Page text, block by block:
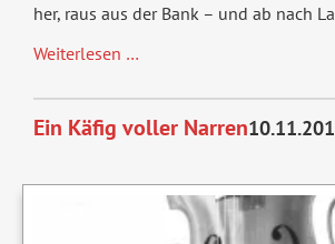
her, raus aus der Bank – und ab nach
Weiterlesen …
Bonnie
und
Ein Käfig voller Narren